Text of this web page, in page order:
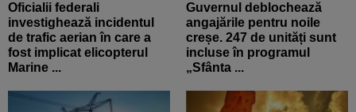
Oficialii federali
investighează incidentul
de trafic aerian în care a
fost implicat elicopterul
Marine ...
Guvernul deblochează
angajările pentru noile
creșe. 247 de unități sunt
incluse în programul
„Sfânta ...